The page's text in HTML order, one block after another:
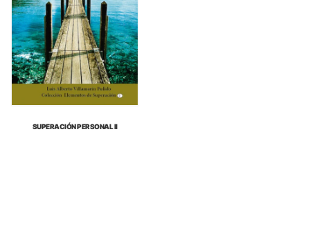
SUPERACIÓN PERSONAL II